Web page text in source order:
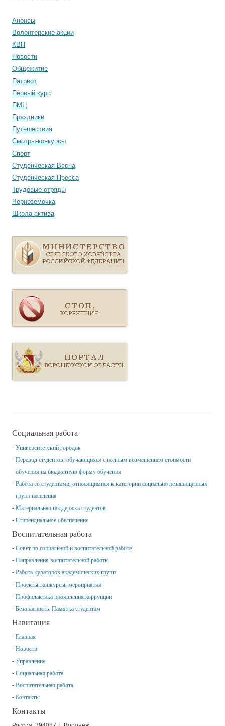
Анонсы
Волонтерские акции
КВН
Новости
Общежитие
Патриот
Первый курс
ПМЦ
Праздники
Путешествия
Смотры-конкурсы
Спорт
Студенческая Весна
Студенческая Пресса
Трудовые отряды
Черноземочка
Школа актива
Социальная работа
Университетский городок
Перевод студентов, обучающихся с полным возмещением стоимости
обучения на бюджетную форму обучения
Работа со студентами, относящимися к категории социально незащищенных
групп населения
Материальная поддержка студентов
Стипендиальное обеспечение
Воспитательная работа
Совет по социальной и воспитательной работе
Направления воспитательной работы
Работа кураторов академических групп
Проекты, конкурсы, мероприятия
Профилактика проявления коррупции
Безопасность. Памятка студентам
Навигация
Главная
Новости
Управление
Социальная работа
Воспитательная работа
Контакты
Контакты